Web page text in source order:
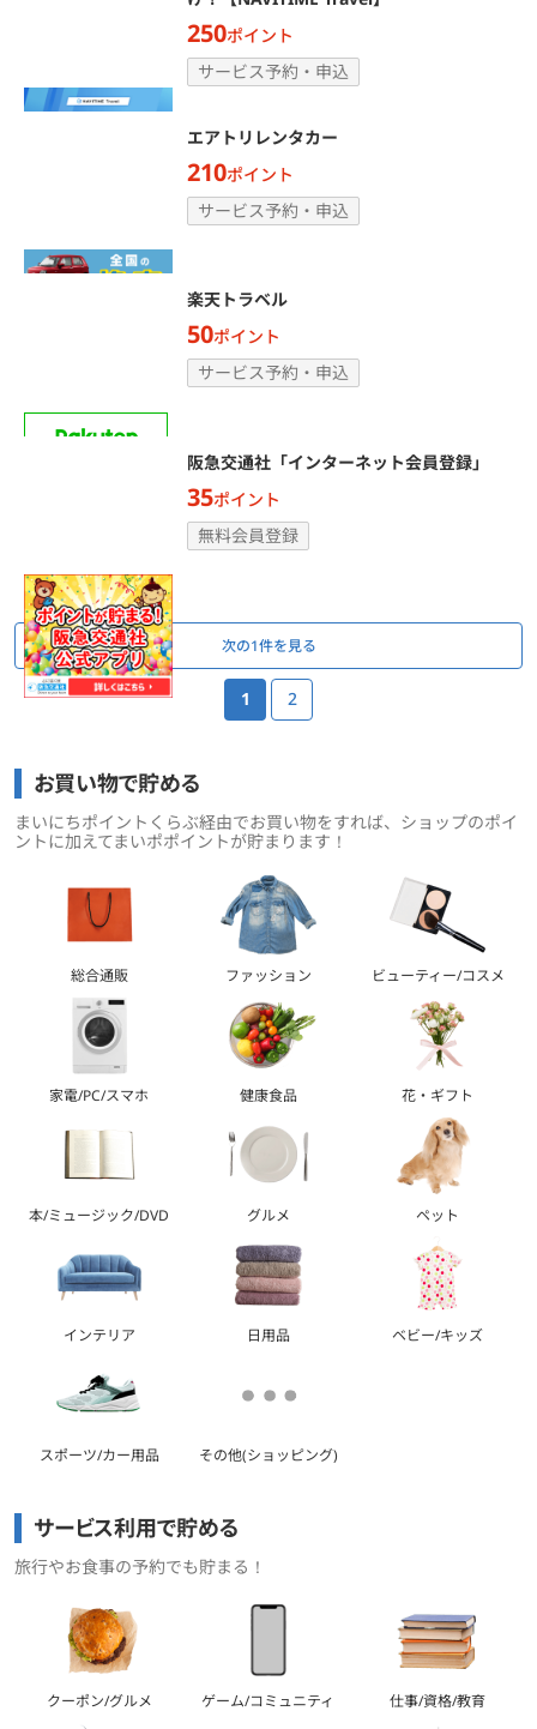
250ポイント
サービス予約・申込
エアトリレンタカー
210ポイント
サービス予約・申込
楽天トラベル
50ポイント
サービス予約・申込
阪急交通社「インターネット会員登録」
35ポイント
無料会員登録
ページ送り
次の1件を見る
1 2
お買い物で貯める
まいにちポイントくらぶ経由でお買い物をすれば、ショップのポイ
ントに加えてまいポポイントが貯まります！
総合通販 ファッション ビューティー/コスメ
家電/PC/スマホ 健康食品 花・ギフト
本/ミュージック/DVD グルメ ペット
インテリア 日用品 ベビー/キッズ
スポーツ/カー用品 その他(ショッピング)
サービス利用で貯める
旅行やお食事の予約でも貯まる！
クーポン/グルメ ゲーム/コミュニティ 仕事/資格/教育